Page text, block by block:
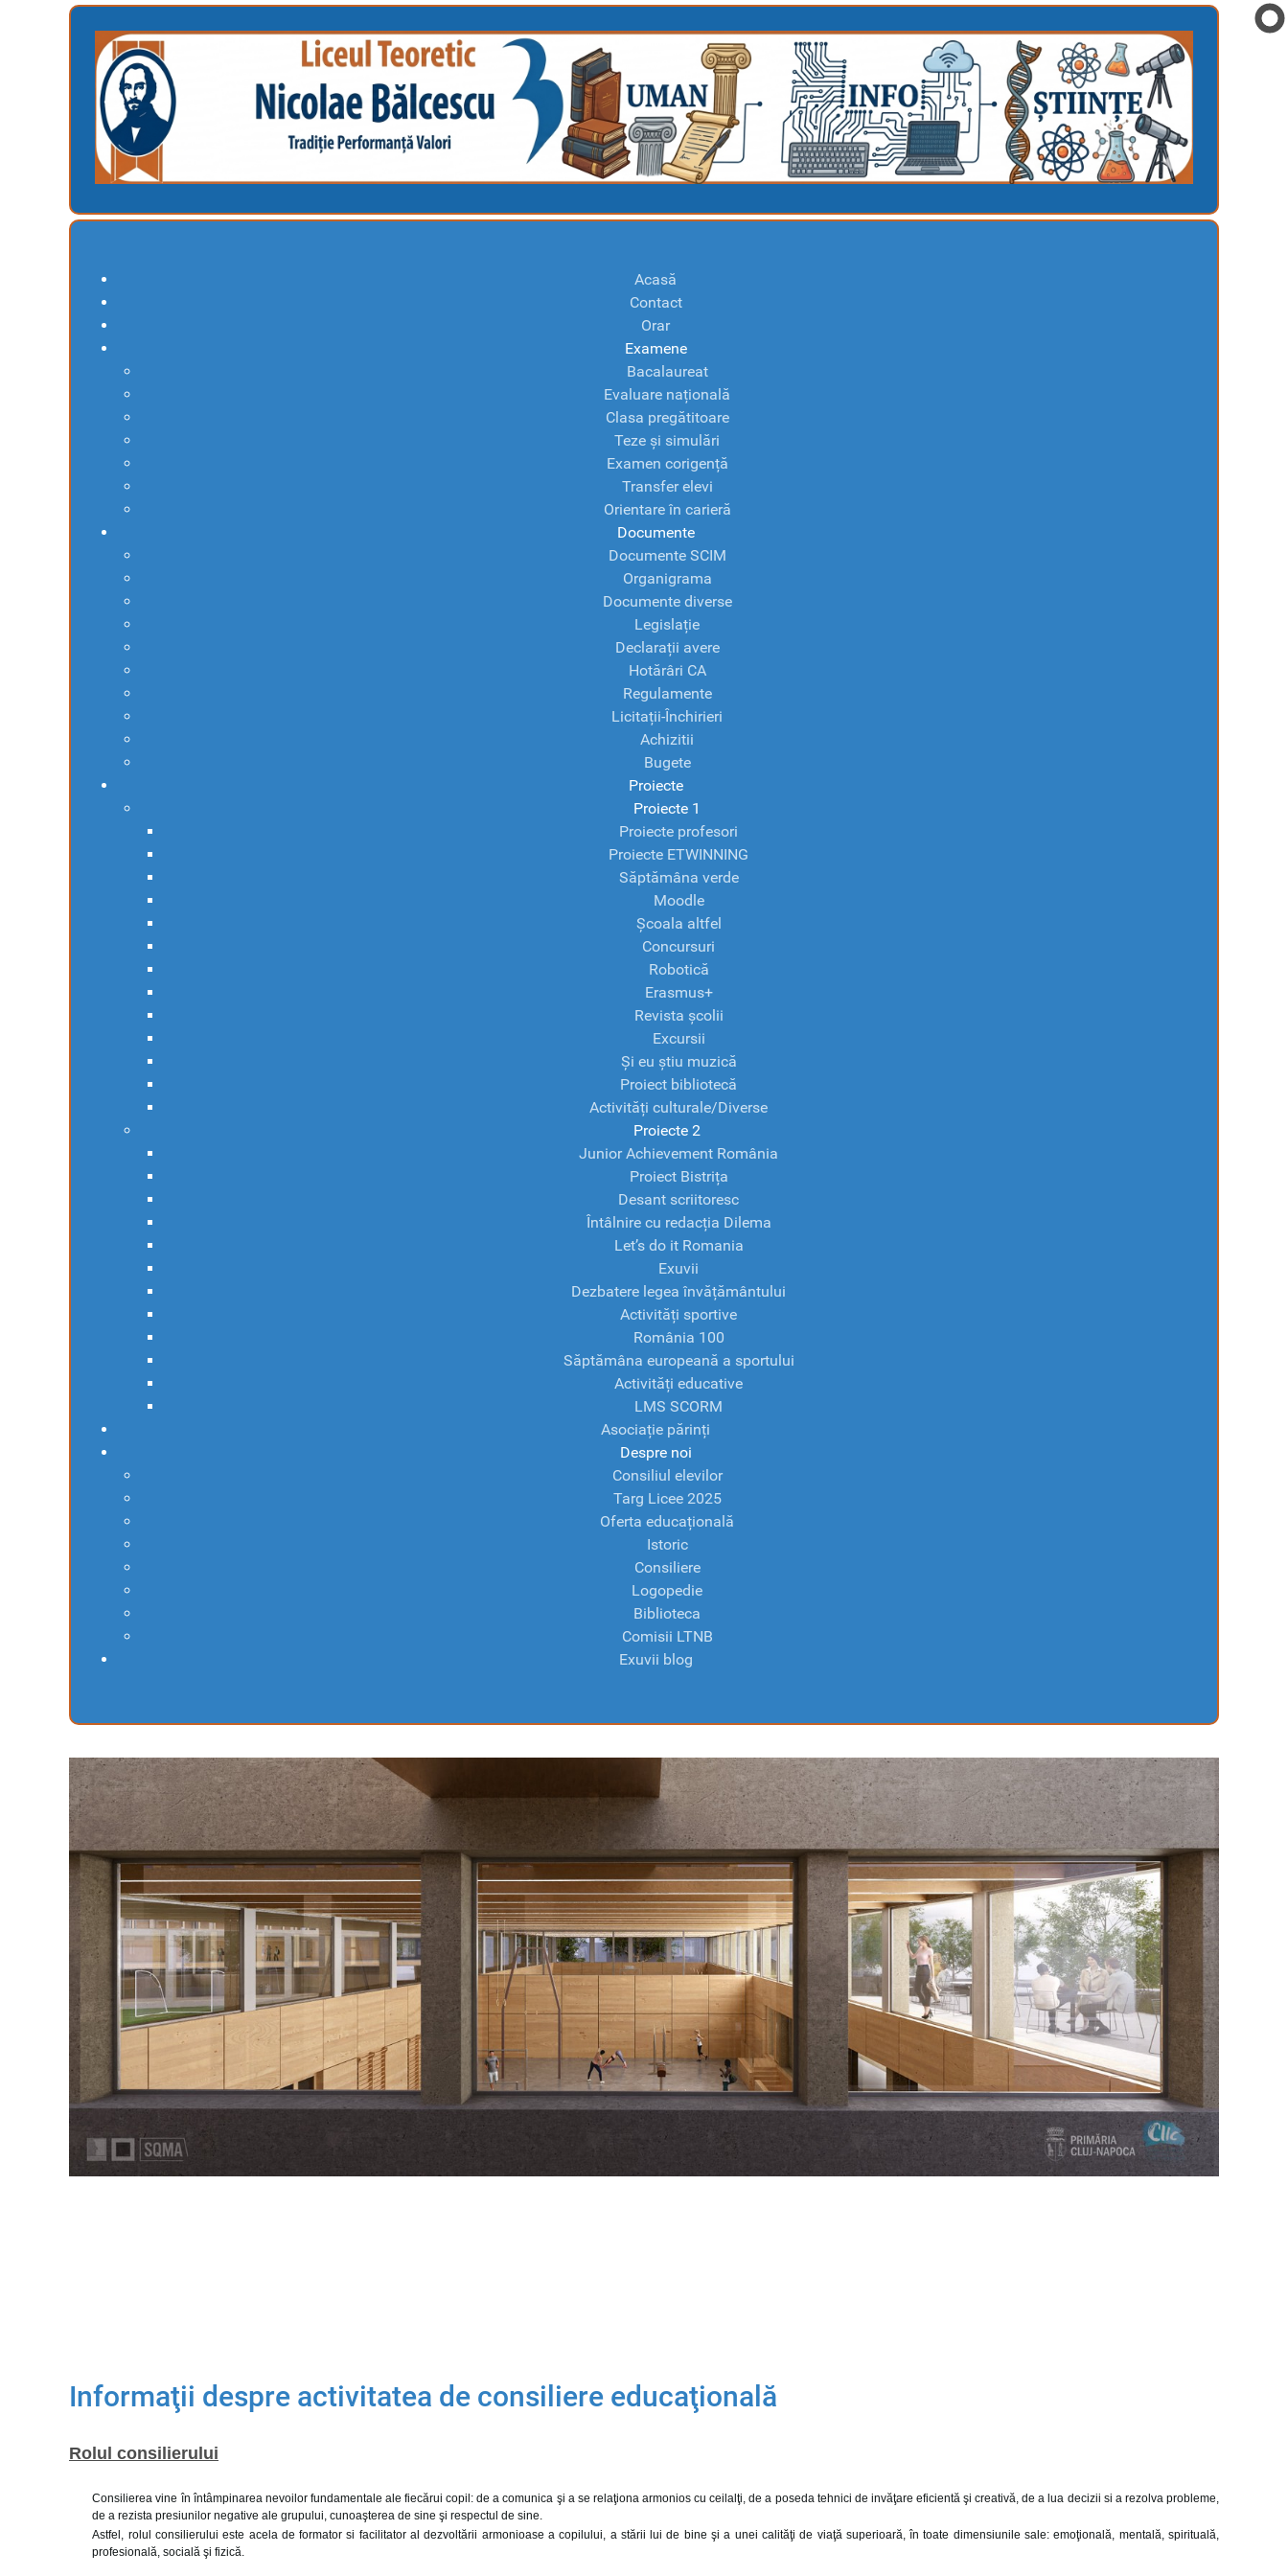
Acasă
Contact
Orar
Examene
Bacalaureat
Evaluare națională
Clasa pregătitoare
Teze și simulări
Examen corigență
Transfer elevi
Orientare în carieră
Documente
Documente SCIM
Organigrama
Documente diverse
Legislație
Declarații avere
Hotărâri CA
Regulamente
Licitații-Închirieri
Achizitii
Bugete
Proiecte
Proiecte 1
Proiecte profesori
Proiecte ETWINNING
Săptămâna verde
Moodle
Școala altfel
Concursuri
Robotică
Erasmus+
Revista școlii
Excursii
Și eu știu muzică
Proiect bibliotecă
Activități culturale/Diverse
Proiecte 2
Junior Achievement România
Proiect Bistrița
Desant scriitoresc
Întâlnire cu redacția Dilema
Let’s do it Romania
Exuvii
Dezbatere legea învățământului
Activități sportive
România 100
Săptămâna europeană a sportului
Activități educative
LMS SCORM
Asociație părinți
Despre noi
Consiliul elevilor
Targ Licee 2025
Oferta educațională
Istoric
Consiliere
Logopedie
Biblioteca
Comisii LTNB
Exuvii blog
Informaţii despre activitatea de consiliere educaţională
Rolul consilierului
Consilierea vine în întâmpinarea nevoilor fundamentale ale fiecărui copil: de a comunica şi a se relaţiona armonios cu ceilalţi, de a poseda tehnici de invăţare eficientă şi creativă, de a lua decizii si a rezolva probleme,
de a rezista presiunilor negative ale grupului, cunoaşterea de sine şi respectul de sine.
Astfel, rolul consilierului este acela de formator si facilitator al dezvoltării armonioase a copilului, a stării lui de bine şi a unei calităţi de viaţă superioară, în toate dimensiunile sale: emoţională, mentală, spirituală,
profesională, socială şi fizică.